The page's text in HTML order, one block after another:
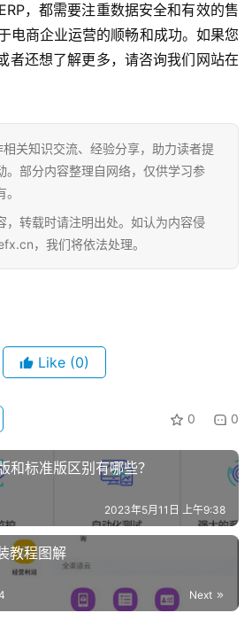
，都需要注重数据安全和有效的售
电商企业运营的顺畅和成功。如果您
者还想了解更多，请咨询我们网站在
关知识交流、经验分享，助力读者提
。部分内容整理自网络，仅供学习参
，转载时请注明出处。如认为内容侵
，我们将依法处理。
Like (0)
0 0
和标准版区别有哪些？
2023年5月11日 上午9:38
教程图解
Next